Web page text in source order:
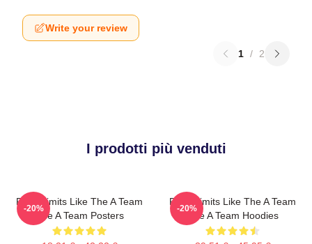
Write your review
1 / 2
I prodotti più venduti
Push Limits Like The A Team
The A Team Posters
-20%
Push Limits Like The A Team
The A Team Hoodies
-20%